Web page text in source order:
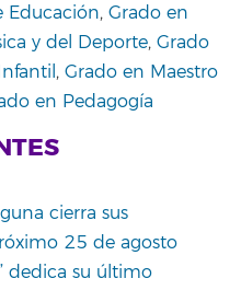
Educación, Grado en
y del Deporte, Grado
, Grado en Maestro
en Pedagogía
cierra sus
25 de agosto
dedica su último